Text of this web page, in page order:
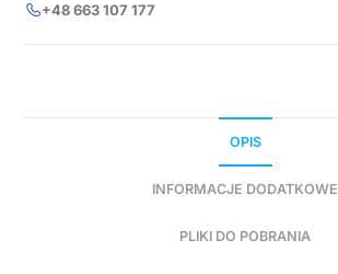
+48 663 107 177
OPIS
INFORMACJE DODATKOWE
PLIKI DO POBRANIA